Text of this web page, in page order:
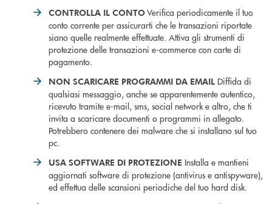
CONTROLLA IL CONTOVerifica periodicamente il tuo
conto corrente per assicurarti che le transazioni riportate
siano quelle realmente effettuate. Attiva gli strumenti di
protezione delle transazioni e-commerce con carte di
pagamento.
NON SCARICARE PROGRAMMI DA EMAIL Diffida di
qualsiasi messaggio, anche se apparentemente autentico,
ricevuto tramite e-mail, sms, social network e altro, che ti
invita a scaricare documenti o programmi in allegato.
Potrebbero contenere dei malware che si installano sul tuo
pc.
USA SOFTWARE DI PROTEZIONE Installa e mantieni
aggiornati software di protezione (antivirus e antispyware),
ed effettua delle scansioni periodiche del tuo hard disk.